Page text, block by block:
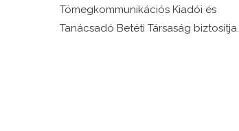
Tömegkommunikációs Kiadói és
Tanácsadó Betéti Társaság biztosítja.